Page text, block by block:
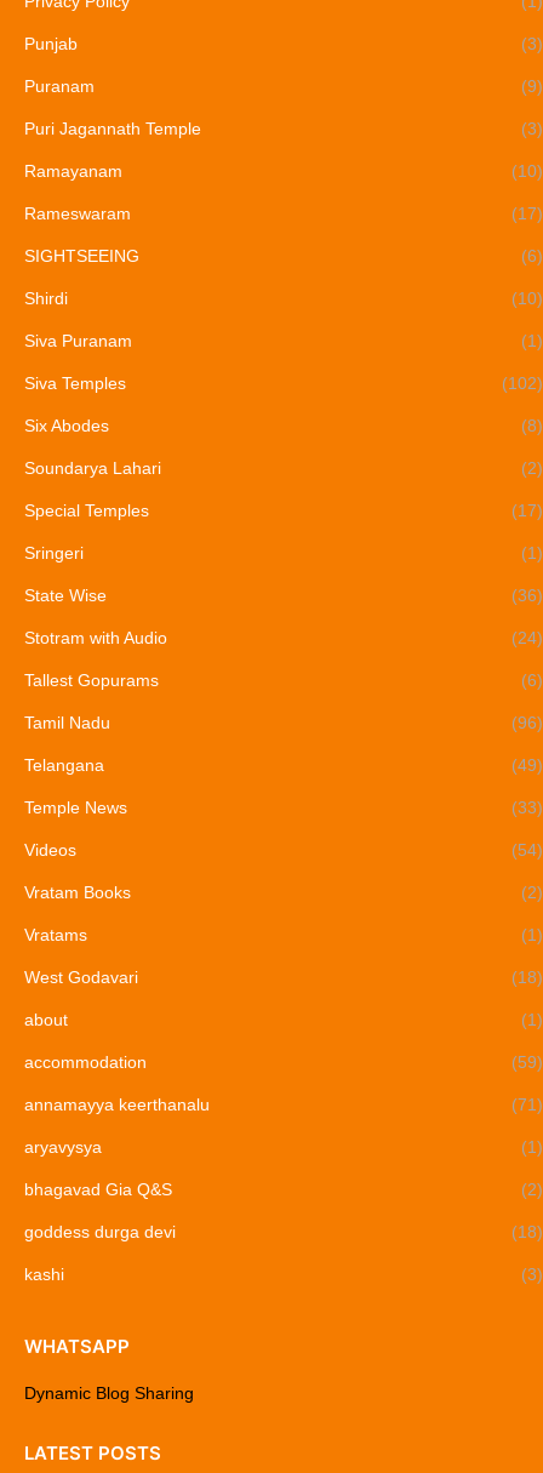
Punjab (3)
Puranam (9)
Puri Jagannath Temple (3)
Ramayanam (10)
Rameswaram (17)
SIGHTSEEING (6)
Shirdi (10)
Siva Puranam (1)
Siva Temples (102)
Six Abodes (8)
Soundarya Lahari (2)
Special Temples (17)
Sringeri (1)
State Wise (36)
Stotram with Audio (24)
Tallest Gopurams (6)
Tamil Nadu (96)
Telangana (49)
Temple News (33)
Videos (54)
Vratam Books (2)
Vratams (1)
West Godavari (18)
about (1)
accommodation (59)
annamayya keerthanalu (71)
aryavysya (1)
bhagavad Gia Q&S (2)
goddess durga devi (18)
kashi (3)
WHATSAPP
Dynamic Blog Sharing
LATEST POSTS